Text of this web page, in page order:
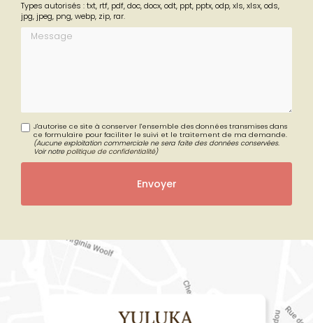
1 seul fichier.
Limité à 300 Mo.
Types autorisés : txt, rtf, pdf, doc, docx, odt, ppt, pptx, odp, xls, xlsx, ods,
jpg, jpeg, png, webp, zip, rar.
J'autorise ce site à conserver l'ensemble des données transmises dans
ce formulaire pour faciliter le suivi et le traitement de ma demande.